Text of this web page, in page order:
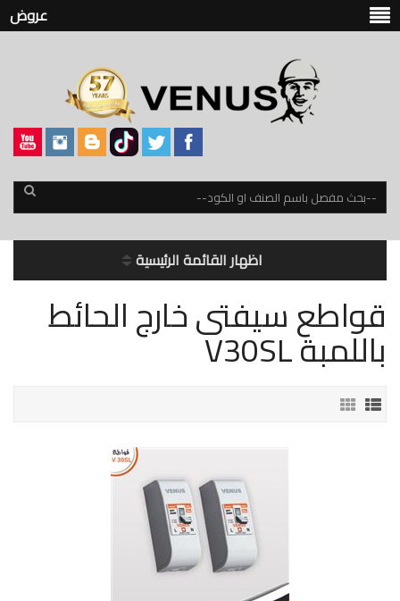
عروض
اظهار القائمة الرئيسية
قواطع سيفتى خارج الحائط
باللمبة V30SL